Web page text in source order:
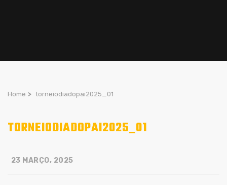
Home > torneiodiadopai2025_01
TORNEIODIADOPAI2025_01
23 MARÇO, 2025